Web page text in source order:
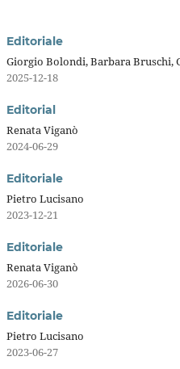
Editoriale
Giorgio Bolondi, Barbara Bruschi,
2025-12-18
Editorial
Renata Viganò
2024-06-29
Editoriale
Pietro Lucisano
2023-12-21
Editoriale
Renata Viganò
2026-06-30
Editoriale
Pietro Lucisano
2023-06-27